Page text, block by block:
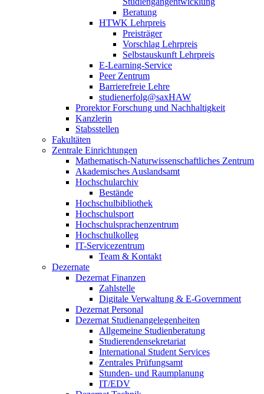
Beratung
HTWK Lehrpreis
Preisträger
Vorschlag Lehrpreis
Selbstauskunft Lehrpreis
E-Learning-Service
Peer Zentrum
Barrierefreie Lehre
studienerfolg@saxHAW
Prorektor Forschung und Nachhaltigkeit
Kanzlerin
Stabsstellen
Fakultäten
Zentrale Einrichtungen
Mathematisch-Naturwissenschaftliches Zentrum
Akademisches Auslandsamt
Hochschularchiv
Bestände
Hochschulbibliothek
Hochschulsport
Hochschulsprachenzentrum
Hochschulkolleg
IT-Servicezentrum
Team & Kontakt
Dezernate
Dezernat Finanzen
Zahlstelle
Digitale Verwaltung & E-Government
Dezernat Personal
Dezernat Studienangelegenheiten
Allgemeine Studienberatung
Studierendensekretariat
International Student Services
Zentrales Prüfungsamt
Stunden- und Raumplanung
IT/EDV